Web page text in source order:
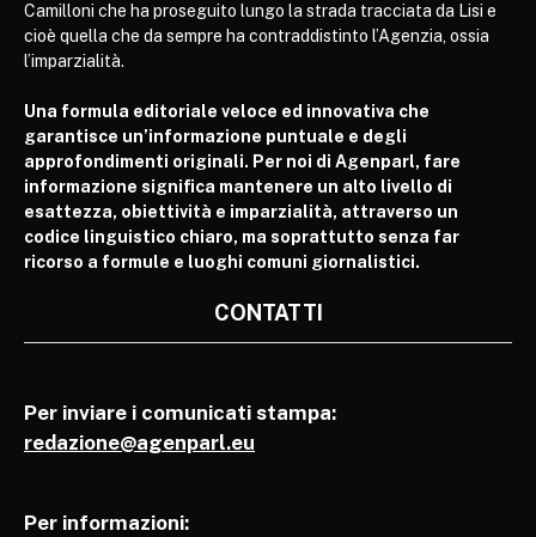
Camilloni che ha proseguito lungo la strada tracciata da Lisi e
cioè quella che da sempre ha contraddistinto l’Agenzia, ossia
l’imparzialità.
Una formula editoriale veloce ed innovativa che
garantisce un’informazione puntuale e degli
approfondimenti originali. Per noi di Agenparl, fare
informazione significa mantenere un alto livello di
esattezza, obiettività e imparzialità, attraverso un
codice linguistico chiaro, ma soprattutto senza far
ricorso a formule e luoghi comuni giornalistici.
CONTATTI
Per inviare i comunicati stampa:
redazione@agenparl.eu
Per informazioni: